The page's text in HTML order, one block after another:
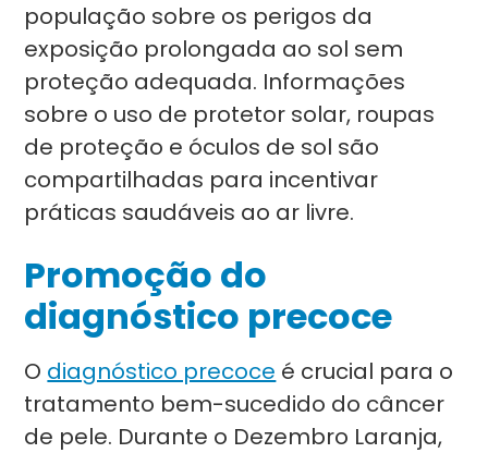
população sobre os perigos da
exposição prolongada ao sol sem
proteção adequada. Informações
sobre o uso de protetor solar, roupas
de proteção e óculos de sol são
compartilhadas para incentivar
práticas saudáveis ao ar livre.
Promoção do
diagnóstico precoce
O diagnóstico precoce é crucial para o
tratamento bem-sucedido do câncer
de pele. Durante o Dezembro Laranja,